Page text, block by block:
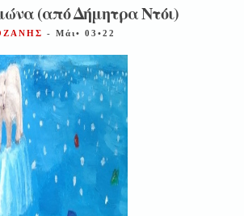
(από Δήμητρα Ντόι)
- Μάι• 03•22